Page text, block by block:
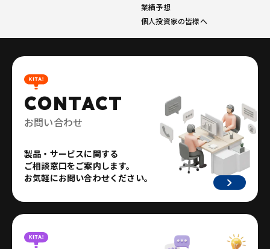
業績予想
個人投資家の皆様へ
CONTACT
お問い合わせ
製品・サービスに関する
ご相談窓口をご案内します。
お気軽にお問い合わせください。